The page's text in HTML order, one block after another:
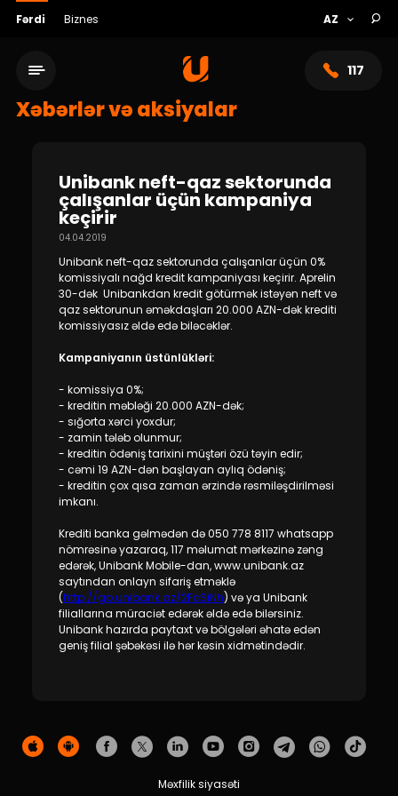
Fərdi Biznes
117
Xidmət şəbəkəsi
Bank haqqında
Dayanıqlılıq
Keşbek
Tariflər
İnsan Resursları
Əlaqə və təkliflər
F.A.Q
Xəbərlər və aksiyalar
Unibank neft-qaz sektorunda
çalışanlar üçün kampaniya
keçirir
04.04.2019
Unibank neft-qaz sektorunda çalışanlar üçün 0%
komissiyalı nağd kredit kampaniyası keçirir. Aprelin
30-dək Unibankdan kredit götürmək istəyən neft və
qaz sektorunun əməkdaşları 20.000 AZN-dək krediti
komissiyasız əldə edə biləcəklər.
Kampaniyanın üstünlükləri:
- komissiya 0%;
- kreditin məbləği 20.000 AZN-dək;
- sığorta xərci yoxdur;
- zamin tələb olunmur;
- kreditin ödəniş tarixini müştəri özü təyin edir;
- cəmi 19 AZN-dən başlayan aylıq ödəniş;
- kreditin çox qısa zaman ərzində rəsmiləşdirilməsi
imkanı.
Krediti banka gəlmədən də 050 778 8117 whatsapp
nömrəsinə yazaraq, 117 məlumat mərkəzinə zəng
edərək, Unibank Mobile-dan, www.unibank.az
saytından onlayn sifariş etməklə
(http://go.unibank.az/2FcSiNh) və ya Unibank
filiallarına müraciət edərək əldə edə bilərsiniz.
Unibank hazırda paytaxt və bölgələri əhatə edən
geniş filial şəbəkəsi ilə hər kəsin xidmətindədir.
Məxfilik siyasəti